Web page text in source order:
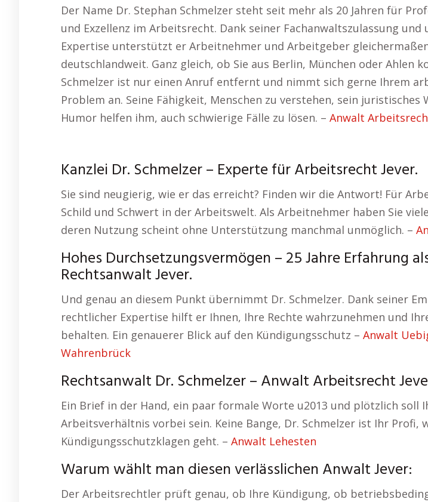
Der Name Dr. Stephan Schmelzer steht seit mehr als 20 Jahren für
und Exzellenz im Arbeitsrecht. Dank seiner Fachanwaltszulassung und
Expertise unterstützt er Arbeitnehmer und Arbeitgeber
deutschlandweit. Ganz gleich, ob Sie aus Berlin, München oder Ahlen
Schmelzer ist nur einen Anruf entfernt und nimmt sich gerne Ihrem
Problem an. Seine Fähigkeit, Menschen zu verstehen, sein juristisches
Humor helfen ihm, auch schwierige Fälle zu lösen. – Anwalt
Kanzlei Dr. Schmelzer – Experte für Arbeitsrecht Jever.
Sie sind neugierig, wie er das erreicht? Finden wir die Antwort! Für
Schild und Schwert in der Arbeitswelt. Als Arbeitnehmer haben Sie
deren Nutzung scheint ohne Unterstützung manchmal unmöglich. –
Hohes Durchsetzungsvermögen – 25 Jahre Erfahrung
Rechtsanwalt Jever.
Und genau an diesem Punkt übernimmt Dr. Schmelzer. Dank seiner
rechtlicher Expertise hilft er Ihnen, Ihre Rechte wahrzunehmen und
behalten. Ein genauerer Blick auf den Kündigungsschutz – Anwalt
Wahrenbrück
Rechtsanwalt Dr. Schmelzer – Anwalt Arbeitsrecht
Ein Brief in der Hand, ein paar formale Worte u2013 und plötzlich soll
Arbeitsverhältnis vorbei sein. Keine Bange, Dr. Schmelzer ist Ihr Profi,
Kündigungsschutzklagen geht. – Anwalt Lehesten
Warum wählt man diesen verlässlichen Anwalt Jever:
Der Arbeitsrechtler prüft genau, ob Ihre Kündigung, ob